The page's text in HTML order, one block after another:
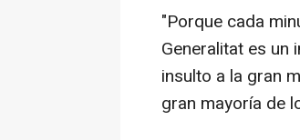
"Porque cada
Generalitat es un
insulto a la gran
gran mayoría de